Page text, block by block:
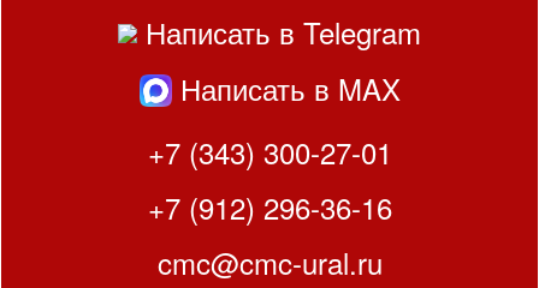
Написать в Telegram
Написать в MAX
+7 (343) 300-27-01
+7 (912) 296-36-16
cmc@cmc-ural.ru